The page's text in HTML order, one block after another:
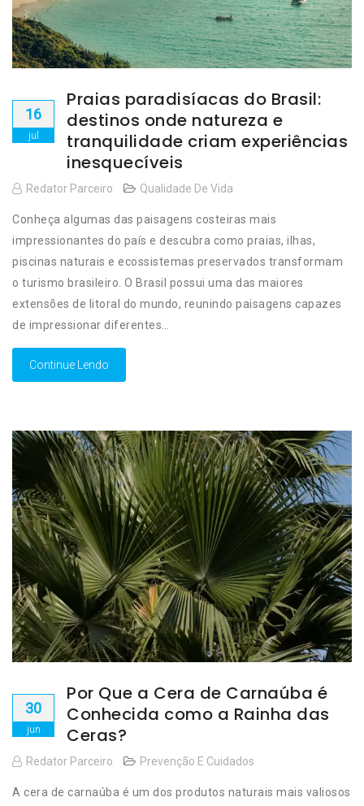
16
jul
Praias paradisíacas do Brasil:
destinos onde natureza e
tranquilidade criam experiências
inesquecíveis
Redator Parceiro Qualidade De Vida
Conheça algumas das paisagens costeiras mais
impressionantes do país e descubra como praias, ilhas,
piscinas naturais e ecossistemas preservados transformam
o turismo brasileiro. O Brasil possui uma das maiores
extensões de litoral do mundo, reunindo paisagens capazes
de impressionar diferentes…
Continue Lendo
30
jun
Por Que a Cera de Carnaúba é
Conhecida como a Rainha das
Ceras?
Redator Parceiro Prevenção E Cuidados
A cera de carnaúba é um dos produtos naturais mais valiosos